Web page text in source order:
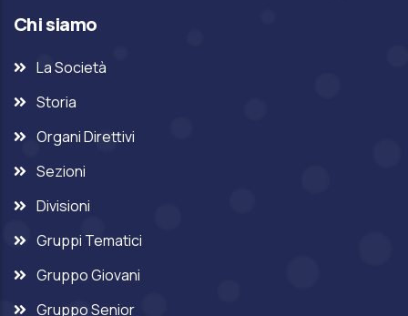
Chi siamo
La Società
Storia
Organi Direttivi
Sezioni
Divisioni
Gruppi Tematici
Gruppo Giovani
Gruppo Senior